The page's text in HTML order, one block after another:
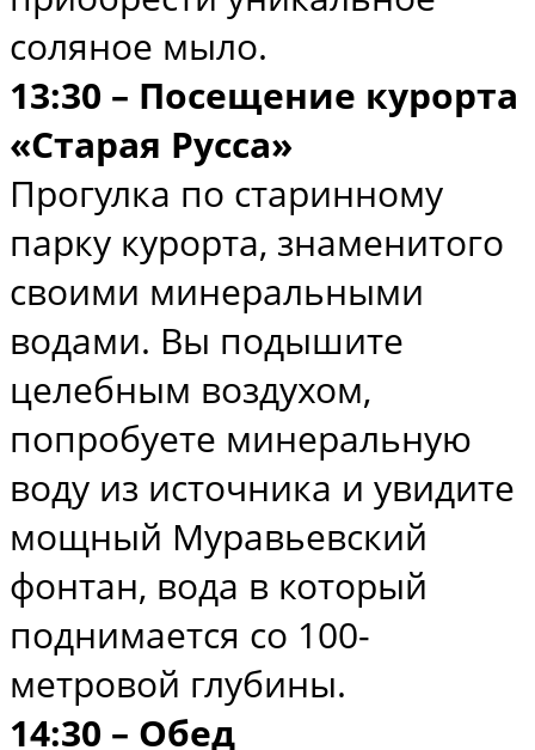
соляное мыло.
13:30 – Посещение курорта
«Старая Русса»
Прогулка по старинному
парку курорта, знаменитого
своими минеральными
водами. Вы подышите
целебным воздухом,
попробуете минеральную
воду из источника и увидите
мощный Муравьевский
фонтан, вода в который
поднимается со 100-
метровой глубины.
14:30 – Обед